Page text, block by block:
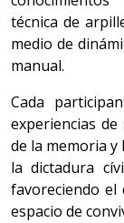
técnica de
medio de
manual.
Cada
experiencias
de la memoria
la dictadura
favoreciendo
espacio de